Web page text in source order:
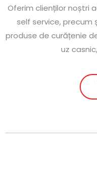
Oferim clienților noștri
self service, precum
produse de curățenie
uz